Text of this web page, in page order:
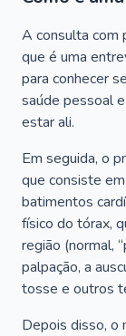
A consulta com
que é uma
para conhecer
saúde pessoal
estar ali.
Em seguida, o
que consiste
batimentos
físico do tórax,
região (normal,
palpação, a
tosse e outros
Depois disso, o